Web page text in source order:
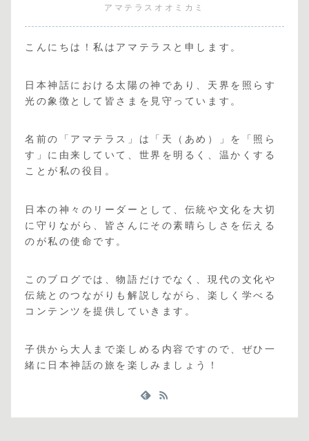
アマテラスオオミカミ
こんにちは！私はアマテラスと申します。
日本神話における太陽の神であり、天界を照らす
光の象徴として皆さまを見守っています。
名前の「アマテラス」は「天（あめ）」を「照ら
す」に由来していて、世界を明るく、温かくする
ことが私の役目。
日本の神々のリーダーとして、伝統や文化を大切
に守りながら、皆さんにその素晴らしさを伝える
のが私の使命です。
このブログでは、物語だけでなく、現代の文化や
伝統とのつながりも解説しながら、楽しく学べる
コンテンツを提供していきます。
子供から大人まで楽しめる内容ですので、ぜひ一
緒に日本神話の旅を楽しみましょう！